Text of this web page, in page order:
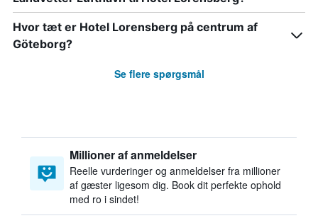
Hvor tæt er Hotel Lorensberg på centrum af
Göteborg?
Se flere spørgsmål
Millioner af anmeldelser
Reelle vurderinger og anmeldelser fra millioner
af gæster ligesom dig. Book dit perfekte ophold
med ro i sindet!